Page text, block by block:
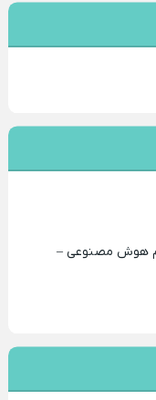
هوش مصنوعی –